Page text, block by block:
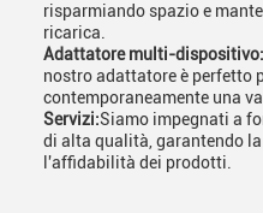
risparmiando spazio e
ricarica.
Adattatore multi-dispositivo:
nostro adattatore è perfetto
contemporaneamente una
Servizi:Siamo impegnati a
di alta qualità, garantendo
l'affidabilità dei prodotti.